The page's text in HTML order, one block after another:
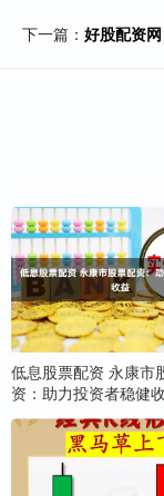
下一篇： 好股配资
低息股票配资 永康市
资：助力投资者稳健